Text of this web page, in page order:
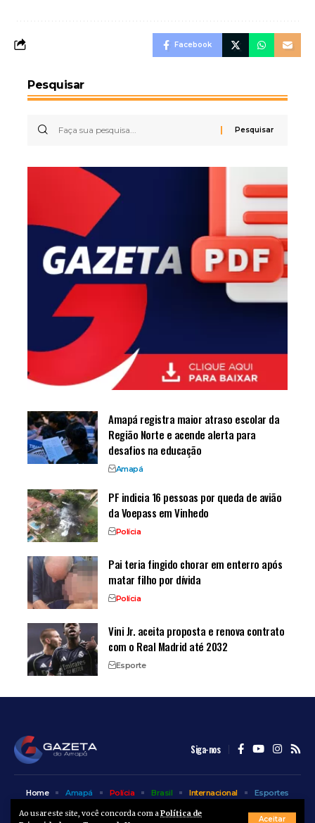
Ao usar este site, você concorda com aPolítica de
Aceitar
Facebook
Pesquisar
Amapá registra maior atraso escolar da
Região Norte e acende alerta para
desafios na educação
Amapá
PF indicia 16 pessoas por queda de avião
da Voepass em Vinhedo
Polícia
Pai teria fingido chorar em enterro após
matar filho por dívida
Polícia
Vini Jr. aceita proposta e renova contrato
com o Real Madrid até 2032
Esporte
Siga-nos
Home Amapá Polícia Brasil Internacional
Esportes
Entretenimento